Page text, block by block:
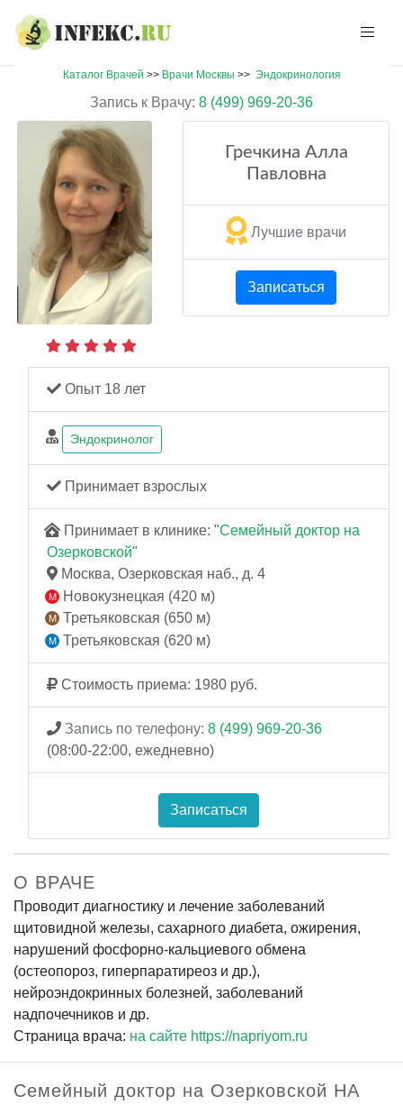
Каталог Врачей >> Врачи Москвы >> Эндокринология
Запись к Врачу: 8 (499) 969-20-36
Гречкина Алла
Павловна
Лучшие врачи
Записаться
Опыт 18 лет
Эндокринолог
Принимает взрослых
Принимает в клинике: "Семейный доктор на
Озерковской"
Москва, Озерковская наб., д. 4
Новокузнецкая (420 м)
Третьяковская (650 м)
Третьяковская (620 м)
Стоимость приема: 1980 руб.
Запись по телефону: 8 (499) 969-20-36
(08:00-22:00, ежедневно)
Записаться
О ВРАЧЕ
Проводит диагностику и лечение заболеваний
щитовидной железы, сахарного диабета, ожирения,
нарушений фосфорно-кальциевого обмена
(остеопороз, гиперпаратиреоз и др.),
нейроэндокринных болезней, заболеваний
надпочечников и др.
Страница врача: на сайте https://napriyom.ru
Семейный доктор на Озерковской НА